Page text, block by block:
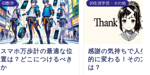
10生涯学習・その他
感謝の気持ちで人生が劇
的に変わる！その方法
は？
03数学
Excelエラー解消！
タソースの参照が正
ありません